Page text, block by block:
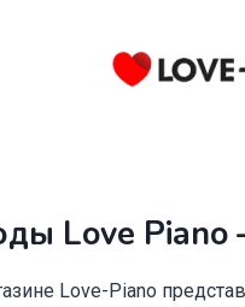
Love Piano
Love-Piano